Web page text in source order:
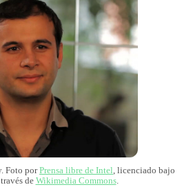
Foto porPrensa libre de Intel, licenciado bajo
través de Wikimedia Commons.